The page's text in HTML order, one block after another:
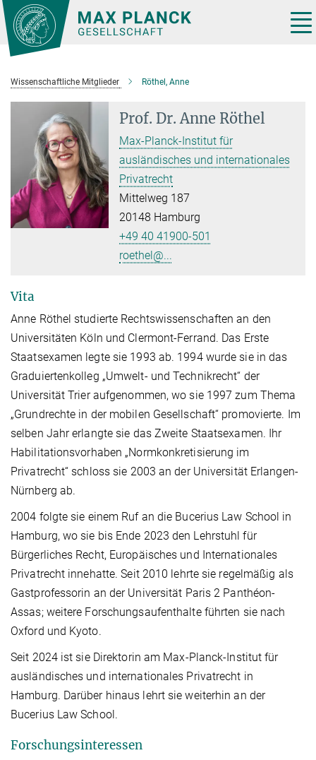
Hauptinhalt
Wissenschaftliche Mitglieder Röthel, Anne
Prof. Dr. Anne Röthel
Max-Planck-Institut für
ausländisches und internationales
Privatrecht
Mittelweg 187
20148 Hamburg
+49 40 41900-501
roethel@...
Vita
Anne Röthel studierte Rechtswissenschaften an den
Universitäten Köln und Clermont-Ferrand. Das Erste
Staatsexamen legte sie 1993 ab. 1994 wurde sie in das
Graduiertenkolleg „Umwelt- und Technikrecht“ der
Universität Trier aufgenommen, wo sie 1997 zum Thema
„Grundrechte in der mobilen Gesellschaft“ promovierte. Im
selben Jahr erlangte sie das Zweite Staatsexamen. Ihr
Habilitationsvorhaben „Normkonkretisierung im
Privatrecht“ schloss sie 2003 an der Universität Erlangen-
Nürnberg ab.
2004 folgte sie einem Ruf an die Bucerius Law School in
Hamburg, wo sie bis Ende 2023 den Lehrstuhl für
Bürgerliches Recht, Europäisches und Internationales
Privatrecht innehatte. Seit 2010 lehrte sie regelmäßig als
Gastprofessorin an der Universität Paris 2 Panthéon-
Assas; weitere Forschungsaufenthalte führten sie nach
Oxford und Kyoto.
Seit 2024 ist sie Direktorin am Max-Planck-Institut für
ausländisches und internationales Privatrecht in
Hamburg. Darüber hinaus lehrt sie weiterhin an der
Bucerius Law School.
Forschungsinteressen